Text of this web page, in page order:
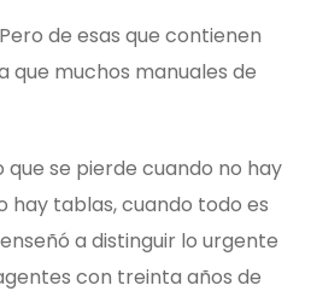
de esas que contienen
que muchos manuales de
se pierde cuando no hay
hay tablas, cuando todo es
a distinguir lo urgente
con treinta años de